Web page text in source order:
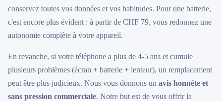
conservez toutes vos données et vos habitudes. Pour une batterie,
c'est encore plus évident : à partir de CHF 79, vous redonnez une
autonomie complète à votre appareil.
En revanche, si votre téléphone a plus de 4-5 ans et cumule
plusieurs problèmes (écran + batterie + lenteur), un remplacement
peut être plus judicieux. Nous vous donnons un avis honnête et
sans pression commerciale. Notre but est de vous offrir la